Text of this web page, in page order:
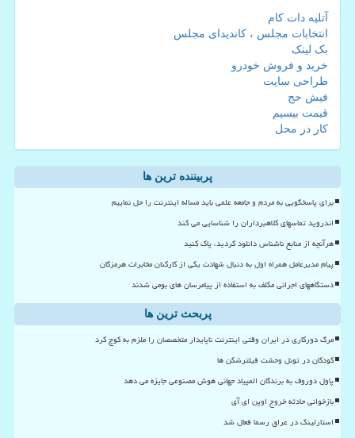
آتلیه دات کام
انتخابات مجلس ، کاندیدای مجلس
بک لینک
خرید و فروش خودرو
طراحی سایت
فیش حج
قیمت بیسیم
کار در محل
پربیننده ترین ها
برای پاسخگویی به مردم و جامعه علمی باید مساله اینترنت را حل نماییم
اندروید تماسهای کلاهبرداران را شناسایی می کند
هرآنچه از منابع ناشناس دانلود کردید، پاک کنید
پیام مدیرعامل همراه اول به دنبال شهادت یکی از کارکنان مخابرات هرمزگان
دستگاههای اجرائی مکلف به استفاده از پیامرسان های بومی شدند
پربحث ترین ها
مرگ دورکاری در ایران وقتی اینترنت ناپایدار متخصصان را ملزم به کوچ کرد
کودکان در تونل وحشت فیلترشکن ها
پاول دوروف به برندگان المپیاد جهانی هوش مصنوعی جایزه می دهد
بازخوانی حادثه خروج اوپن ای آی
استارلینک در عراق رسما فعال شد